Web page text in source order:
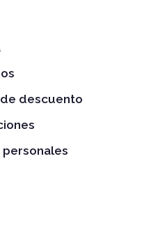
descuento
personales